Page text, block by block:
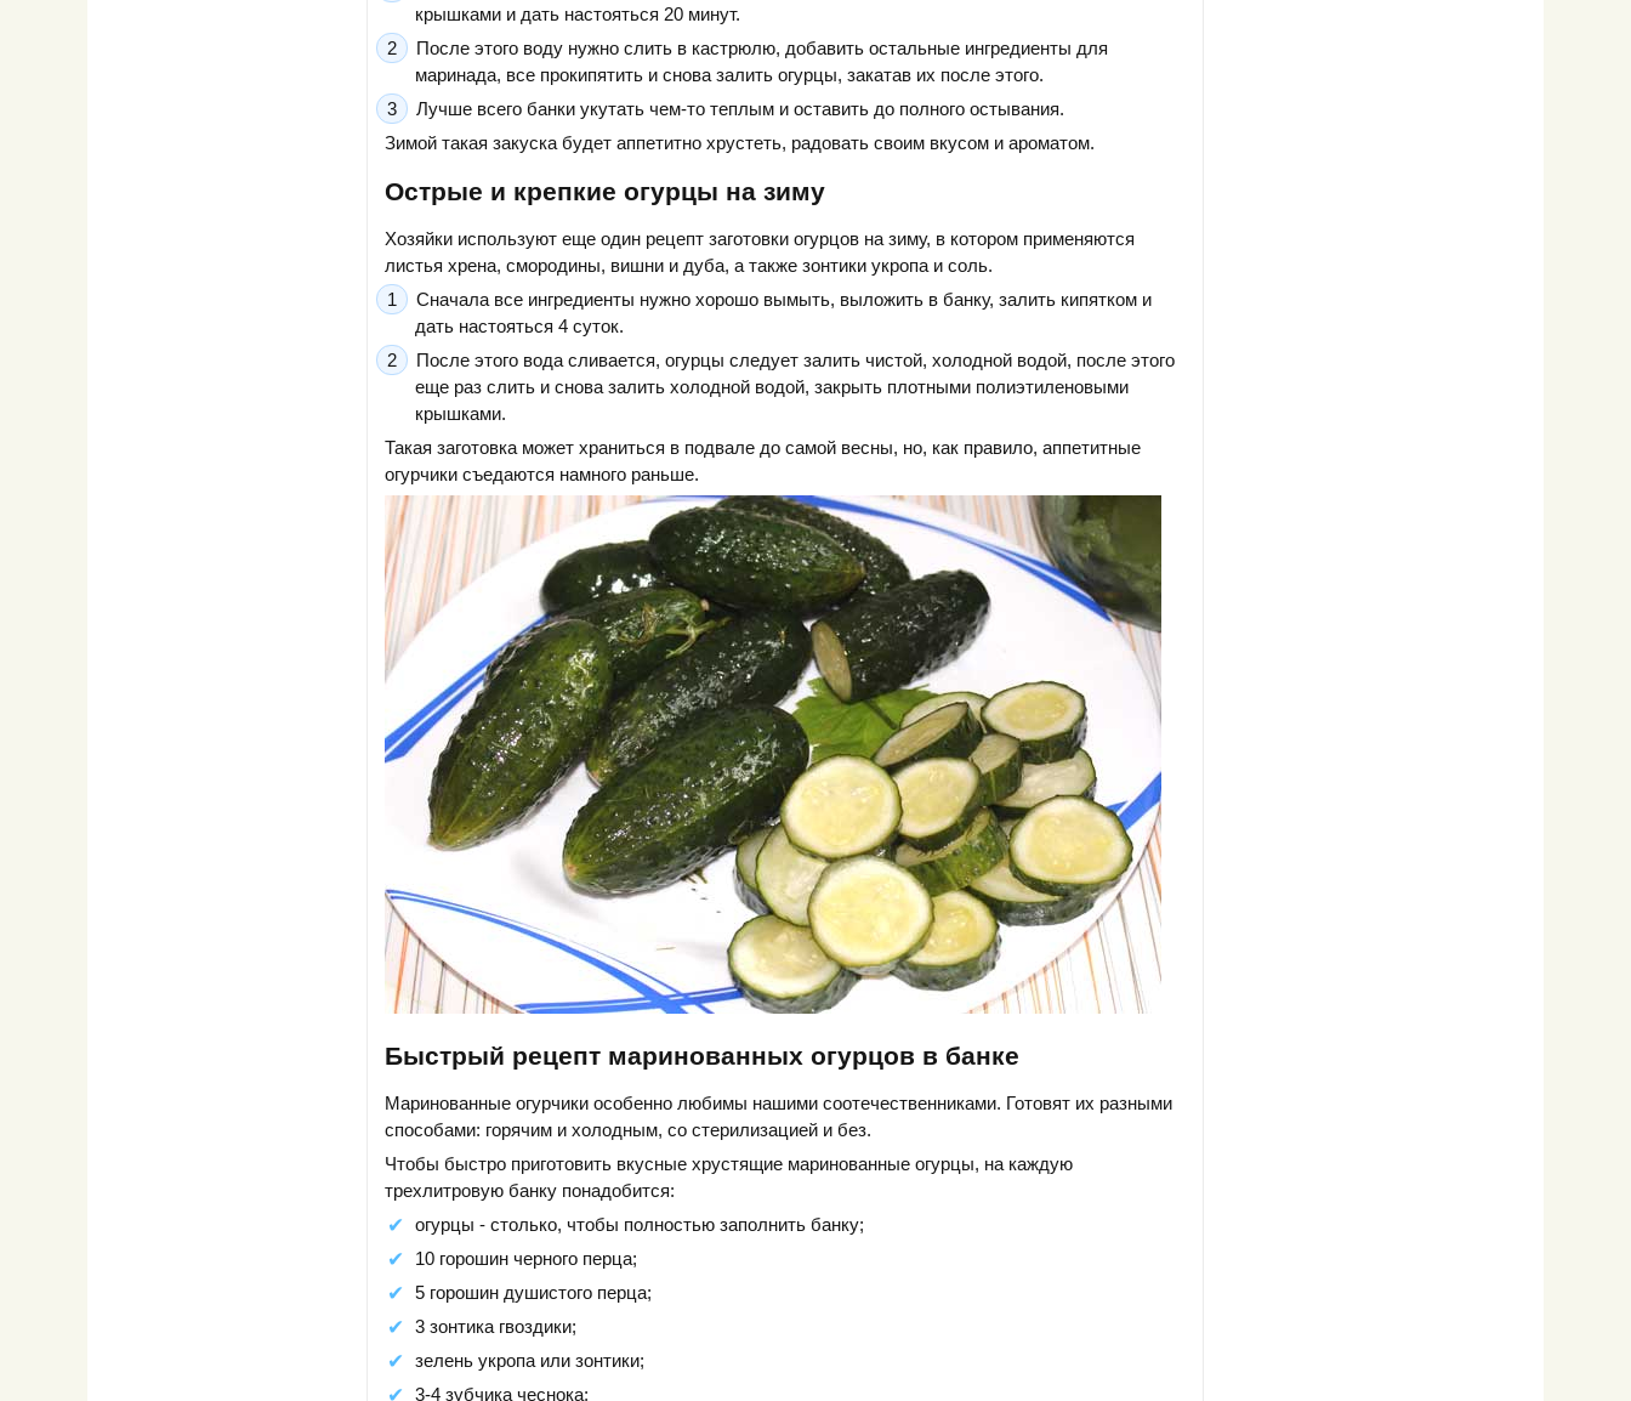
крышками и дать настояться 20 минут.
После этого воду нужно слить в кастрюлю, добавить остальные ингредиенты для
маринада, все прокипятить и снова залить огурцы, закатав их после этого.
Лучше всего банки укутать чем-то теплым и оставить до полного остывания.
Зимой такая закуска будет аппетитно хрустеть, радовать своим вкусом и ароматом.
Острые и крепкие огурцы на зиму
Хозяйки используют еще один рецепт заготовки огурцов на зиму, в котором применяются
листья хрена, смородины, вишни и дуба, а также зонтики укропа и соль.
Сначала все ингредиенты нужно хорошо вымыть, выложить в банку, залить кипятком и
дать настояться 4 суток.
После этого вода сливается, огурцы следует залить чистой, холодной водой, после этого
еще раз слить и снова залить холодной водой, закрыть плотными полиэтиленовыми
крышками.
Такая заготовка может храниться в подвале до самой весны, но, как правило, аппетитные
огурчики съедаются намного раньше.
Быстрый рецепт маринованных огурцов в банке
Маринованные огурчики особенно любимы нашими соотечественниками. Готовят их разными
способами: горячим и холодным, со стерилизацией и без.
Чтобы быстро приготовить вкусные хрустящие маринованные огурцы, на каждую
трехлитровую банку понадобится:
огурцы - столько, чтобы полностью заполнить банку;
10 горошин черного перца;
5 горошин душистого перца;
3 зонтика гвоздики;
зелень укропа или зонтики;
3-4 зубчика чеснока;